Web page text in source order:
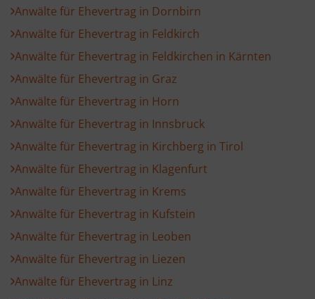
Anwälte für Ehevertrag in Dornbirn
Anwälte für Ehevertrag in Feldkirch
Anwälte für Ehevertrag in Feldkirchen in Kärnten
Anwälte für Ehevertrag in Graz
Anwälte für Ehevertrag in Horn
Anwälte für Ehevertrag in Innsbruck
Anwälte für Ehevertrag in Kirchberg in Tirol
Anwälte für Ehevertrag in Klagenfurt
Anwälte für Ehevertrag in Krems
Anwälte für Ehevertrag in Kufstein
Anwälte für Ehevertrag in Leoben
Anwälte für Ehevertrag in Liezen
Anwälte für Ehevertrag in Linz